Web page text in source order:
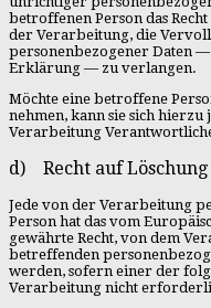
betroffenen Person das
der Verarbeitung, die
personenbezogener Daten
Erklärung — zu verlangen.
Möchte eine betroffene
nehmen, kann sie sich
Verarbeitung
d) Recht auf Löschung
Jede von der Verarbeitung
Person hat das vom
gewährte Recht, von dem
betreffenden
werden, sofern einer der
Verarbeitung nicht